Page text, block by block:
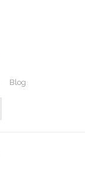
Blog